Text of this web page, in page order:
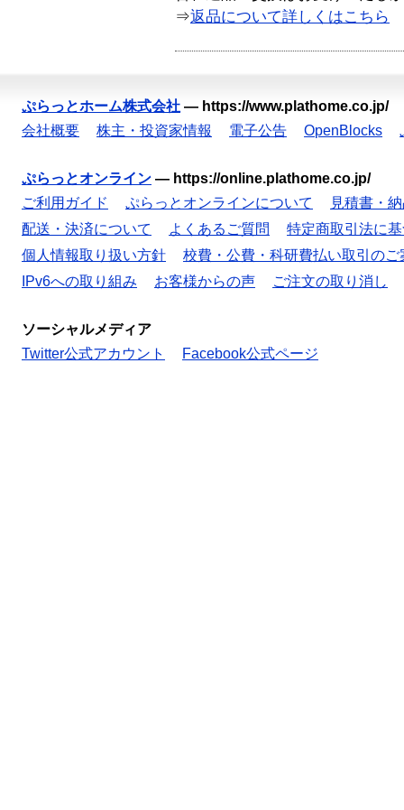
⇒返品について詳しくはこちら
ぷらっとホーム株式会社 — https://www.plathome.co.jp/
会社概要
株主・投資家情報 電子公告 OpenBlocks
ぷらっとオンライン — https://online.plathome.co.jp/
ご利用ガイド
ぷらっとオンラインについて
見積書・
配送・決済について
よくあるご質問
特定商取引法に
個人情報取り扱い方針
校費・公費・科研費払い取引のご
IPv6への取り組み
お客様からの声 ご注文の取り消し
ソーシャルメディア
Twitter公式アカウント
Facebook公式ページ